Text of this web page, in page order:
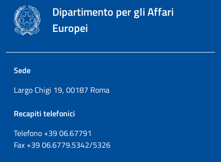
Dipartimento per gli Affari
Europei
Sede
Largo Chigi 19, 00187 Roma
Recapiti telefonici
Telefono +3906.67791
Fax +3906.6779.5342/5326